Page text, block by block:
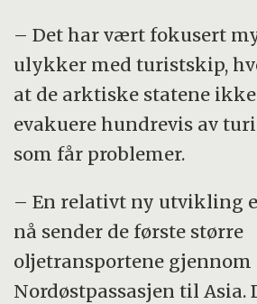
– Det har vært fokusert
ulykker med turistskip,
at de arktiske statene
evakuere hundrevis av
som får problemer.
– En relativt ny utvikling
nå sender de første større
oljetransportene gjennom
Nordøstpassasjen til Asia.